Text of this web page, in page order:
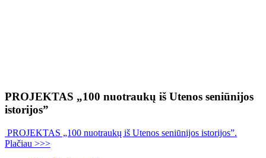
PROJEKTAS „100 nuotraukų iš Utenos seniūnijos
istorijos”
PROJEKTAS „100 nuotraukų iš Utenos seniūnijos istorijos”.
Plačiau >>>